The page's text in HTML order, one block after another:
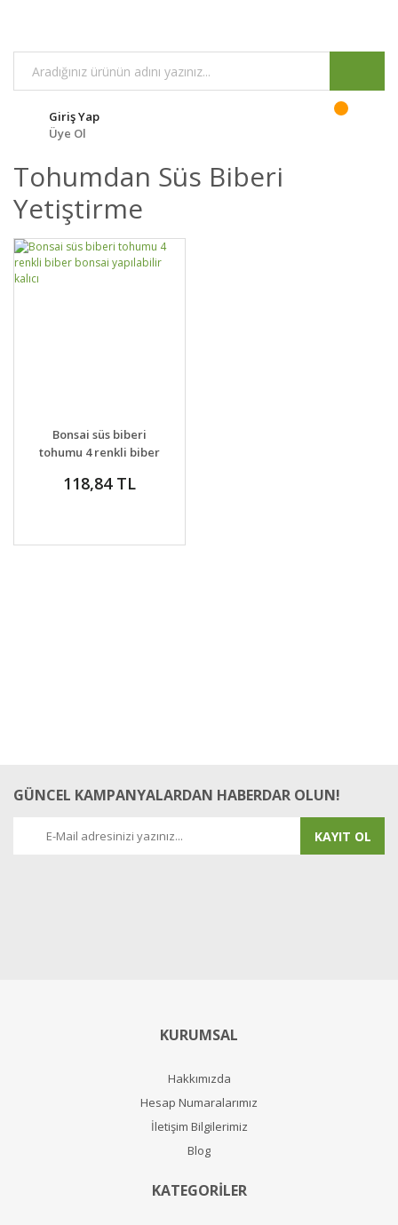
Giriş Yap
Üye Ol
Tohumdan Süs Biberi
Yetiştirme
DETAYLAR
VER
Bonsai süs biberi
tohumu 4 renkli biber
kalıcı
118,84 TL
GÜNCEL KAMPANYALARDAN HABERDAR OLUN!
KAYIT OL
KURUMSAL
Hakkımızda
Hesap Numaralarımız
İletişim Bilgilerimiz
Blog
KATEGORİLER